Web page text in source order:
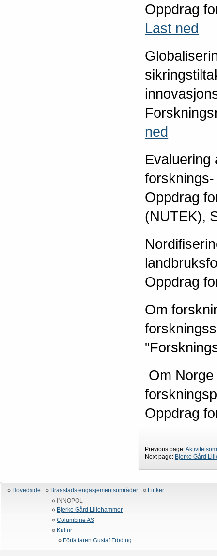
Oppdrag
Last ned
ned
Evaluering
Oppdrag
(NUTEK),
Oppdrag
Om
Om
Oppdrag
Previous page:
Next page: Bjerke Gård
Hovedside
Braastads engasjementsområder
INNOPOL
Bjerke Gård Lillehammer
Columbine AS
Kultur
Författaren Gustaf Fröding
Linker